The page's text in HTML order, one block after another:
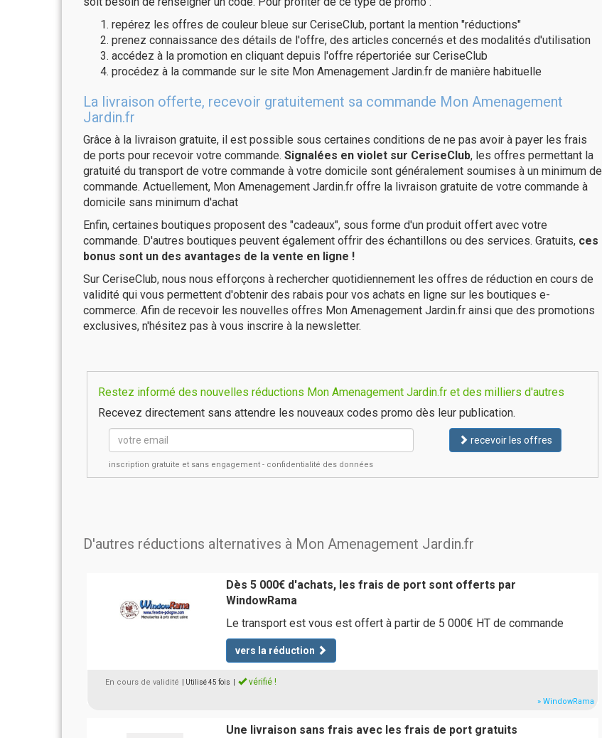
repérez les offres de couleur bleue sur CeriseClub, portant la mention "réductions"
prenez connaissance des détails de l'offre, des articles concernés et des modalités d'utilisation
accédez à la promotion en cliquant depuis l'offre répertoriée sur CeriseClub
procédez à la commande sur le site Mon Amenagement Jardin.fr de manière habituelle
La livraison offerte, recevoir gratuitement sa commande Mon Amenagement
Jardin.fr
Grâce à la livraison gratuite, il est possible sous certaines conditions de ne pas avoir à payer les frais
de ports pour recevoir votre commande. Signalées en violet sur CeriseClub, les offres permettant la
gratuité du transport de votre commande à votre domicile sont généralement soumises à un minimum de
commande. Actuellement, Mon Amenagement Jardin.fr offre la livraison gratuite de votre commande à
domicile sans minimum d'achat
Enfin, certaines boutiques proposent des "cadeaux", sous forme d'un produit offert avec votre
commande. D'autres boutiques peuvent également offrir des échantillons ou des services. Gratuits, ces
bonus sont un des avantages de la vente en ligne !
Sur CeriseClub, nous nous efforçons à rechercher quotidiennement les offres de réduction en cours de
validité qui vous permettent d'obtenir des rabais pour vos achats en ligne sur les boutiques e-
commerce. Afin de recevoir les nouvelles offres Mon Amenagement Jardin.fr ainsi que des promotions
exclusives, n'hésitez pas à vous inscrire à la newsletter.
Restez informé des nouvelles réductions Mon Amenagement Jardin.fr et des milliers d'autres
Recevez directement sans attendre les nouveaux codes promo dès leur publication.
recevoir les offres
inscription gratuite et sans engagement - confidentialité des données
D'autres réductions alternatives à Mon Amenagement Jardin.fr
Dès 5 000€ d'achats, les frais de port sont offerts par
WindowRama
Le transport est vous est offert à partir de 5 000€ HT de commande
vers la réduction
En cours de validité | Utilisé 45 fois vérifié !
» WindowRama
Une livraison sans frais avec les frais de port gratuits